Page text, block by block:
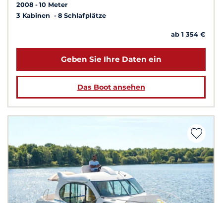
2008
10 Meter
3 Kabinen
8 Schlafplätze
ab 1 354 €
Geben Sie Ihre Daten ein
Das Boot ansehen